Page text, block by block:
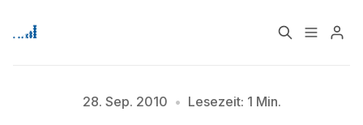
28. Sep. 2010 • Lesezeit: 1 Min.